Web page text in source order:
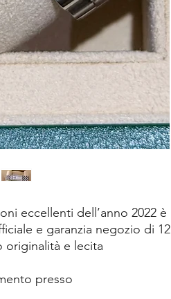
eccellenti dell’anno 2022 è
e garanzia negozio di 12
originalità e lecita
presso